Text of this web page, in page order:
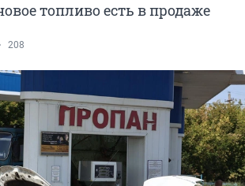
топливо есть в продаже
208